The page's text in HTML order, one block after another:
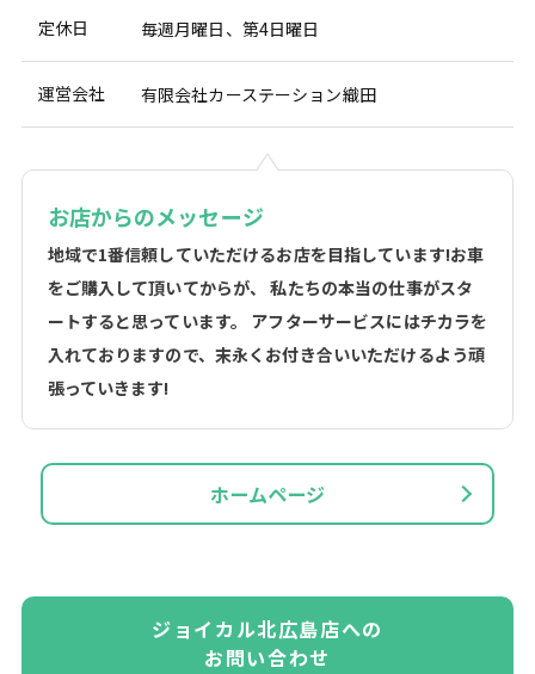
ホームページ
定休日 毎週月曜日、第4日曜日
運営会社 有限会社カーステーション織田
お店からのメッセージ
地域で1番信頼していただけるお店を目指しています!お車
をご購入して頂いてからが、 私たちの本当の仕事がスタ
ートすると思っています。 アフターサービスにはチカラを
入れておりますので、末永くお付き合いいただけるよう頑
張っていきます!
ジョイカル北広島店への
お問い合わせ